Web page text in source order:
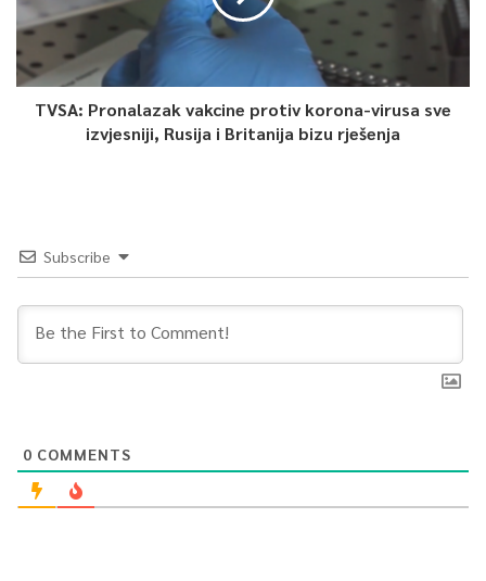
TVSA: Pronalazak vakcine protiv korona-virusa sve
izvjesniji, Rusija i Britanija bizu rješenja
Subscribe
0 COMMENTS